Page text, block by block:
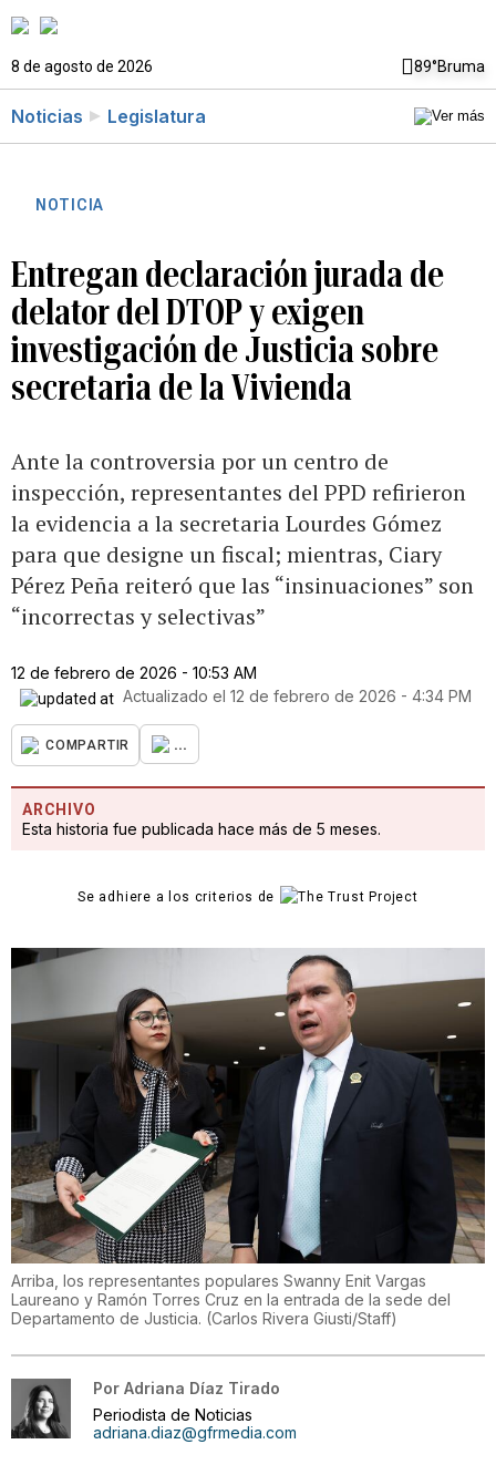
8 de agosto de 2026 89°Bruma
Noticias Legislatura
NOTICIA
Entregan declaración jurada de
delator del DTOP y exigen
investigación de Justicia sobre
secretaria de la Vivienda
Ante la controversia por un centro de
inspección, representantes del PPD refirieron
la evidencia a la secretaria Lourdes Gómez
para que designe un fiscal; mientras, Ciary
Pérez Peña reiteró que las “insinuaciones” son
“incorrectas y selectivas”
12 de febrero de 2026 - 10:53 AM
Actualizado el 12 de febrero de 2026 - 4:34 PM
COMPARTIR ...
ARCHIVO
Esta historia fue publicada hace más de 5 meses.
Se adhiere a los criterios de
Arriba, los representantes populares Swanny Enit Vargas
Laureano y Ramón Torres Cruz en la entrada de la sede del
Departamento de Justicia. (Carlos Rivera Giusti/Staff)
Por Adriana Díaz Tirado
Periodista de Noticias
adriana.diaz@gfrmedia.com